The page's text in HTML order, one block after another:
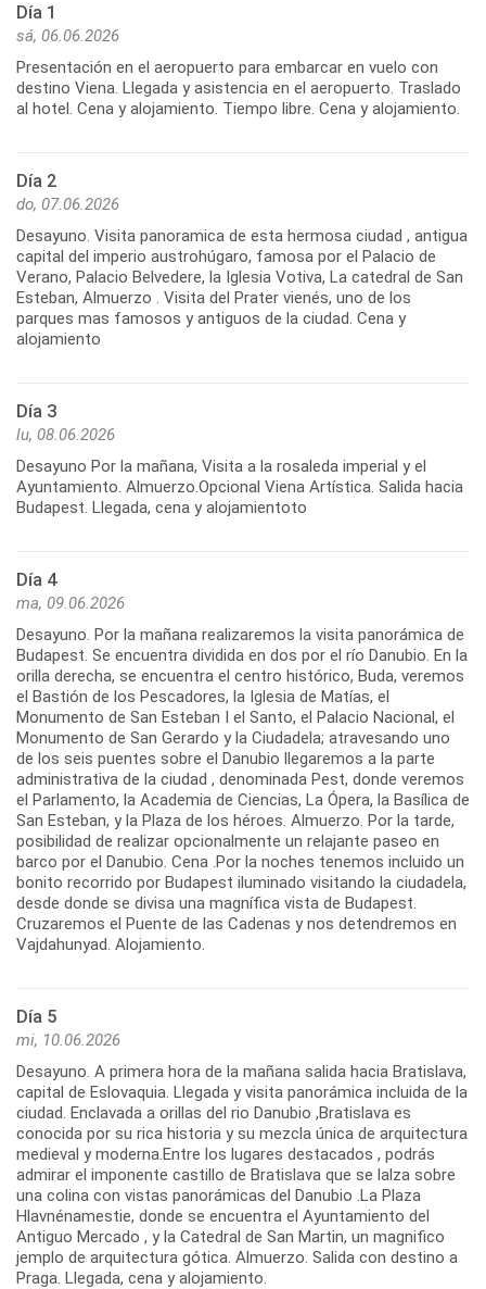
Día 1
sá, 06.06.2026
Presentación en el aeropuerto para embarcar en vuelo con
destino Viena. Llegada y asistencia en el aeropuerto. Traslado
al hotel. Cena y alojamiento. Tiempo libre. Cena y alojamiento.
Día 2
do, 07.06.2026
Desayuno. Visita panoramica de esta hermosa ciudad , antigua
capital del imperio austrohúgaro, famosa por el Palacio de
Verano, Palacio Belvedere, la Iglesia Votiva, La catedral de San
Esteban, Almuerzo . Visita del Prater vienés, uno de los
parques mas famosos y antiguos de la ciudad. Cena y
alojamiento
Día 3
lu, 08.06.2026
Desayuno Por la mañana, Visita a la rosaleda imperial y el
Ayuntamiento. Almuerzo.Opcional Viena Artística. Salida hacia
Budapest. Llegada, cena y alojamientoto
Día 4
ma, 09.06.2026
Desayuno. Por la mañana realizaremos la visita panorámica de
Budapest. Se encuentra dividida en dos por el río Danubio. En la
orilla derecha, se encuentra el centro histórico, Buda, veremos
el Bastión de los Pescadores, la Iglesia de Matías, el
Monumento de San Esteban I el Santo, el Palacio Nacional, el
Monumento de San Gerardo y la Ciudadela; atravesando uno
de los seis puentes sobre el Danubio llegaremos a la parte
administrativa de la ciudad , denominada Pest, donde veremos
el Parlamento, la Academia de Ciencias, La Ópera, la Basílica de
San Esteban, y la Plaza de los héroes. Almuerzo. Por la tarde,
posibilidad de realizar opcionalmente un relajante paseo en
barco por el Danubio. Cena .Por la noches tenemos incluido un
bonito recorrido por Budapest iluminado visitando la ciudadela,
desde donde se divisa una magnífica vista de Budapest.
Cruzaremos el Puente de las Cadenas y nos detendremos en
Vajdahunyad. Alojamiento.
Día 5
mi, 10.06.2026
Desayuno. A primera hora de la mañana salida hacia Bratislava,
capital de Eslovaquia. Llegada y visita panorámica incluida de la
ciudad. Enclavada a orillas del rio Danubio ,Bratislava es
conocida por su rica historia y su mezcla única de arquitectura
medieval y moderna.Entre los lugares destacados , podrás
admirar el imponente castillo de Bratislava que se lalza sobre
una colina con vistas panorámicas del Danubio .La Plaza
Hlavnénamestie, donde se encuentra el Ayuntamiento del
Antiguo Mercado , y la Catedral de San Martin, un magnifico
jemplo de arquitectura gótica. Almuerzo. Salida con destino a
Praga. Llegada, cena y alojamiento.